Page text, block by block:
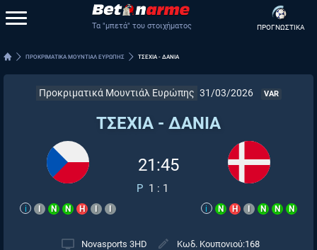
Τα "μπετά" του στοιχήματος ΠΡΟΓΝΩΣΤΙΚΑ
ΠΡΟΚΡΙΜΑΤΙΚΑ ΜΟΥΝΤΙΑΛ ΕΥΡΩΠΗΣ ΤΣΕΧΙΑ - ΔΑΝΙΑ
Προκριματικά Μουντιάλ Ευρώπης 31/03/2026 VAR
ΤΣΕΧΙΑ - ΔΑΝΙΑ
i Ι Ν Ν Η Ι Ι
21:45
P 1 : 1
i Ν Η Ι Ν Ν Ν
Novasports 3HD Κωδ. Κουπονιού:168